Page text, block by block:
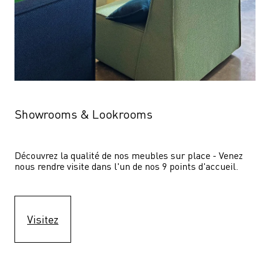
Showrooms & Lookrooms
Découvrez la qualité de nos meubles sur place - Venez
nous rendre visite dans l'un de nos 9 points d'accueil.
Visitez